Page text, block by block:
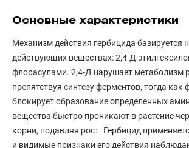
Основные характеристики
Механизм действия гербицида базируется
действующих веществах: 2,4-Д
флорасулами. 2,4-Д нарушает метаболизм
препятствуя синтезу ферментов, тогда как
блокирует образование определенных
вещества быстро проникают в растение
корни, подавляя рост. Гербицид
и видимые признаки его действия